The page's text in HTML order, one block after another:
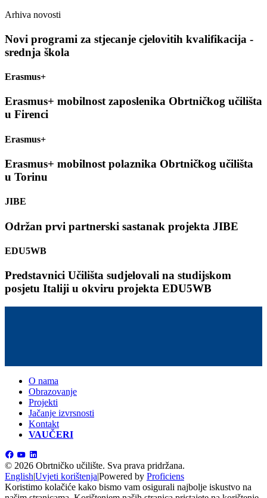
Arhiva novosti
Novi programi za stjecanje cjelovitih kvalifikacija -
srednja škola
Erasmus+
Erasmus+ mobilnost zaposlenika Obrtničkog učilišta
u Firenci
Erasmus+
Erasmus+ mobilnost polaznika Obrtničkog učilišta
u Torinu
JIBE
Održan prvi partnerski sastanak projekta JIBE
EDU5WB
Predstavnici Učilišta sudjelovali na studijskom
posjetu Italiji u okviru projekta EDU5WB
O nama
Obrazovanje
Projekti
Jačanje izvrsnosti
Kontakt
VAUČERI
© 2026 Obrtničko učilište. Sva prava pridržana.
English|Uvjeti korištenja|Powered by Proficiens
Koristimo kolačiće kako bismo vam osigurali najbolje iskustvo na